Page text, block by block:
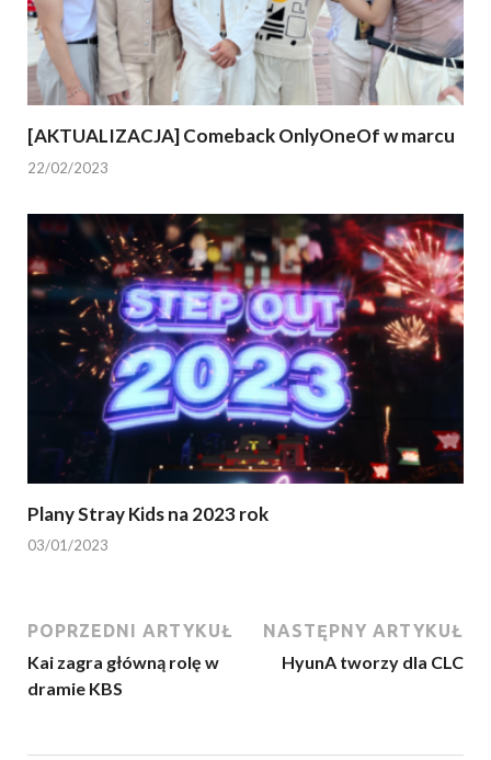
[AKTUALIZACJA] Comeback OnlyOneOf w marcu
22/02/2023
Plany Stray Kids na 2023 rok
03/01/2023
POPRZEDNI ARTYKUŁ
Kai zagra główną rolę w
dramie KBS
NASTĘPNY ARTYKUŁ
HyunA tworzy dla CLC